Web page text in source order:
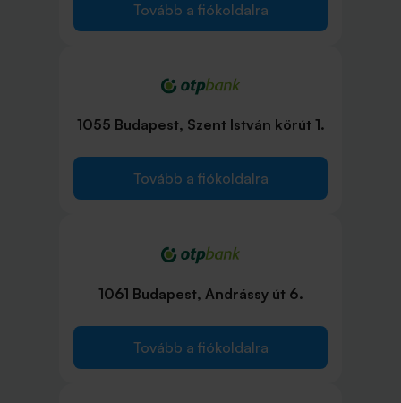
Tovább a fiókoldalra
1055 Budapest, Szent István körút 1.
Tovább a fiókoldalra
1061 Budapest, Andrássy út 6.
Tovább a fiókoldalra